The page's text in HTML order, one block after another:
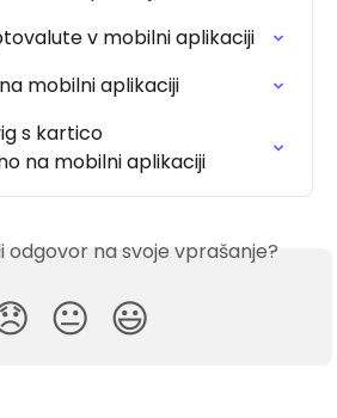
v mobilni aplikaciji
mobilni aplikaciji
s kartico
na mobilni aplikaciji
odgovor na svoje vprašanje?
😐 😃